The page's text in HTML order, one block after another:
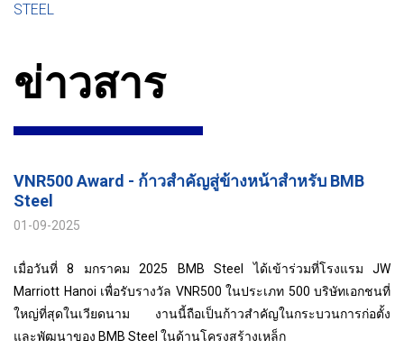
STEEL
ข่าวสาร
VNR500 Award - ก้าวสำคัญสู่ข้างหน้าสำหรับ BMB
Steel
01-09-2025
เมื่อวันที่ 8 มกราคม 2025 BMB Steel ได้เข้าร่วมที่โรงแรม JW
Marriott Hanoi เพื่อรับรางวัล VNR500 ในประเภท 500 บริษัทเอกชนที่
ใหญ่ที่สุดในเวียดนาม งานนี้ถือเป็นก้าวสำคัญในกระบวนการก่อตั้ง
และพัฒนาของ BMB Steel ในด้านโครงสร้างเหล็ก